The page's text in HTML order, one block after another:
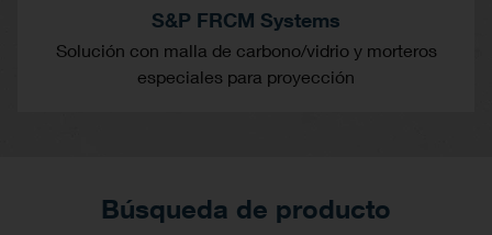
S&P FRCM Systems
Solución con malla de carbono/vidrio y morteros
especiales para proyección
Búsqueda de producto